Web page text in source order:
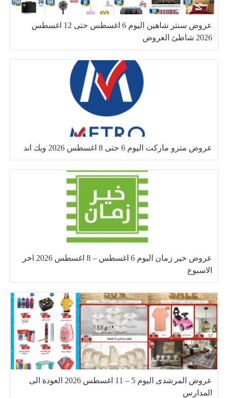
عروض سنتر شاهين اليوم 6 اغسطس حتى 12 اغسطس
2026 شاطئ العروض
عروض مترو ماركت اليوم 6 حتى 8 اغسطس 2026 ويك اند
عروض خير زمان اليوم 6 اغسطس – 8 اغسطس 2026 اخر
الاسبوع
عروض المرشدى اليوم 5 – 11 اغسطس 2026 العودة الى
المدارس